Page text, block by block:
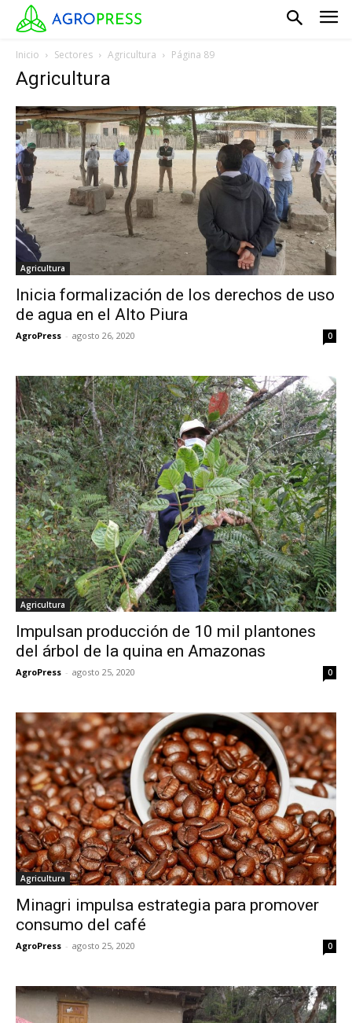
Inicio Sectores Agricultura Página 89
Agricultura
Agricultura
Inicia formalización de los derechos de uso
de agua en el Alto Piura
AgroPress - agosto 26, 2020 0
Agricultura
Impulsan producción de 10 mil plantones
del árbol de la quina en Amazonas
AgroPress - agosto 25, 2020 0
Agricultura
Minagri impulsa estrategia para promover
consumo del café
AgroPress - agosto 25, 2020 0